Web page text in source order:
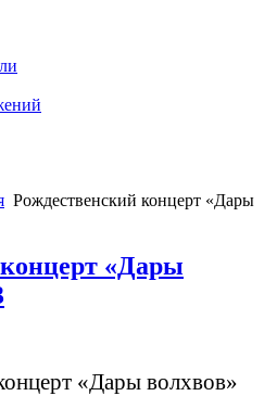
Рождественский концерт «Дары
«Дары
«Дары волхвов»